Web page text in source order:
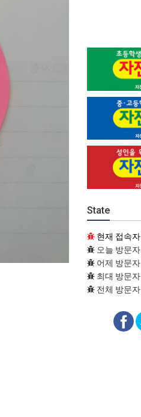
State
현재 접속자
오늘 방문자
어제 방문자
최대 방문자
전체 방문자